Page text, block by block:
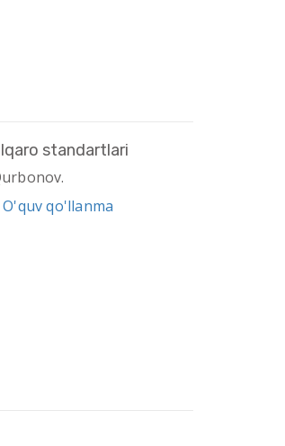
standartlari
O'quv qo'llanma